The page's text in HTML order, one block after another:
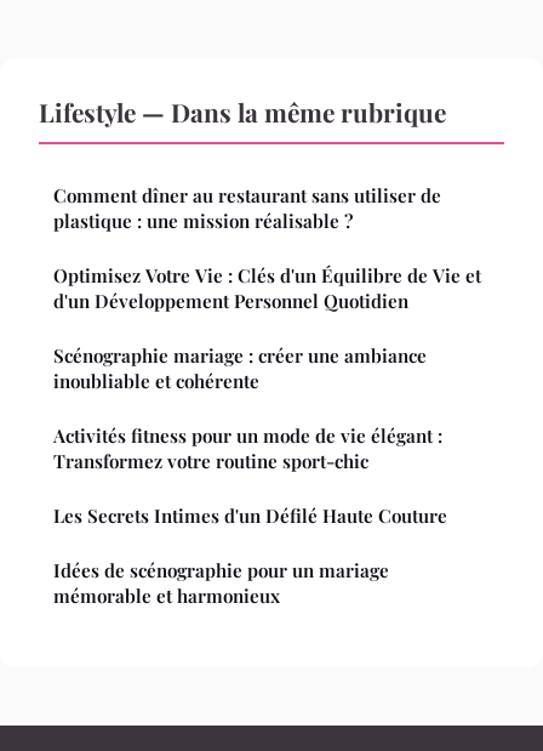
Lifestyle — Dans la même rubrique
Comment dîner au restaurant sans utiliser de
plastique : une mission réalisable ?
Optimisez Votre Vie : Clés d'un Équilibre de Vie et
d'un Développement Personnel Quotidien
Scénographie mariage : créer une ambiance
inoubliable et cohérente
Activités fitness pour un mode de vie élégant :
Transformez votre routine sport-chic
Les Secrets Intimes d'un Défilé Haute Couture
Idées de scénographie pour un mariage
mémorable et harmonieux